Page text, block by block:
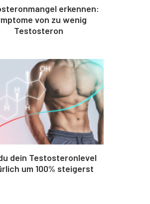
erkennen:
von zu wenig
Testosteron
dein Testosteronlevel
um 100% steigerst